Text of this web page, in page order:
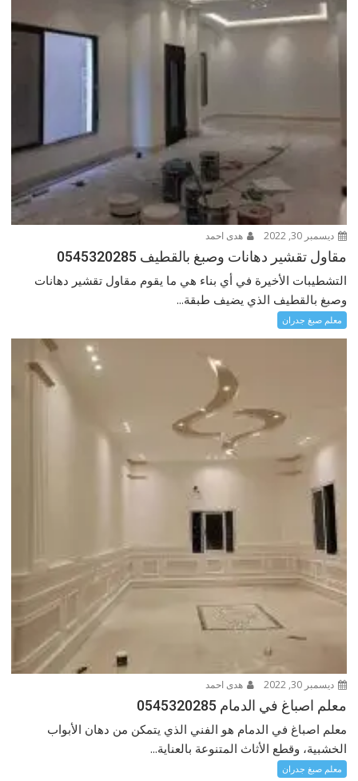
ديسمبر 30, 2022 هدى احمد
مقاول تقشير دهانات وصبغ بالقطيف 0545320285
التشطيبات الأخيرة في أي بناء هي ما يقوم مقاول تقشير دهانات
وصبغ بالقطيف الذي يضيف طبقة...
معلم صبغ جدران
ديسمبر 30, 2022 هدى احمد
معلم اصباغ في الدمام 0545320285
معلم اصباغ في الدمام هو الفني الذي يتمكن من دهان الأبواب
الخشبية، وقطع الأثاث المتنوعة بالعناية...
معلم صبغ جدران